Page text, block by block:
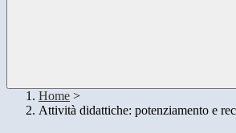
Home >
Attività didattiche: potenziamento e